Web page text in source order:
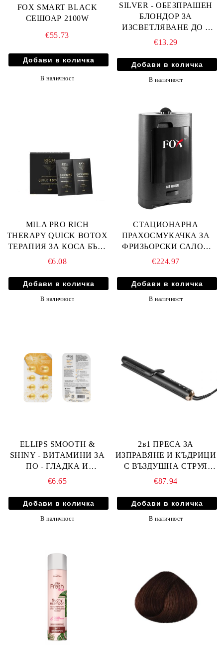
FOX SMART BLACK
СЕШОАР 2100W
€55.73
В наличност
SILVER - ОБЕЗПРАШЕН
БЛОНДОР ЗА
ИЗСВЕТЛЯВАНЕ ДО 7
ТОНА 500гр
€13.29
В наличност
MILA PRO RICH
THERAPY QUICK BOTOX
ТЕРАПИЯ ЗА КОСА БЪРЗ
БОТОКС - САШЕ 2х12мл
€6.08
В наличност
СТАЦИОНАРНА
ПРАХОСМУКАЧКА ЗА
ФРИЗЬОРСКИ САЛОН
FOX CLEA ALL 1400W
€224.97
В наличност
ELLIPS SMOOTH &
SHINY - ВИТАМИНИ ЗА
ПО - ГЛАДКА И
БЛЕСТЯЩА КОСА
€6.65
В наличност
2в1 ПРЕСА ЗА
ИЗПРАВЯНЕ И КЪДРИЦИ
С ВЪЗДУШНА СТРУЯ
FOX JOY
€87.94
В наличност